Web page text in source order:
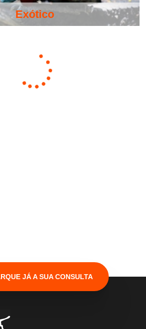
Exótico
JÁ A SUA CONSULTA